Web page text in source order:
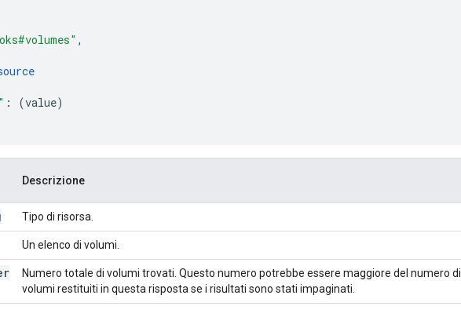
,
: (value)
Descrizione
Tipo di risorsa.
Un elenco di volumi.
Numero totale di volumi trovati. Questo numero potrebbe essere maggiore del numero di
volumi restituiti in questa risposta se i risultati sono stati impaginati.